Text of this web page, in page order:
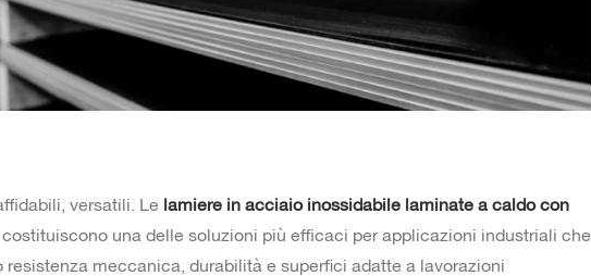
versatili. Le lamiere in acciaio inossidabile laminate a caldo con
costituiscono una delle soluzioni più efficaci per applicazioni industriali che
resistenza meccanica, durabilità e superfici adatte a lavorazioni